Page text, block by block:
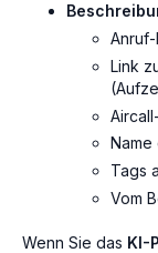
Anruf-
Link
Name
Tags
Vom
Wenn Sie das KI-